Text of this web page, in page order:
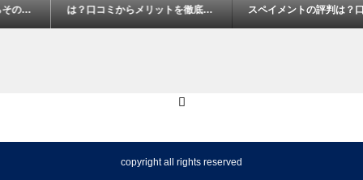
は？口コミからメリットを徹底解
説
スペイメントの評判は？口コミで
実態を解説
copyright all rights reserved